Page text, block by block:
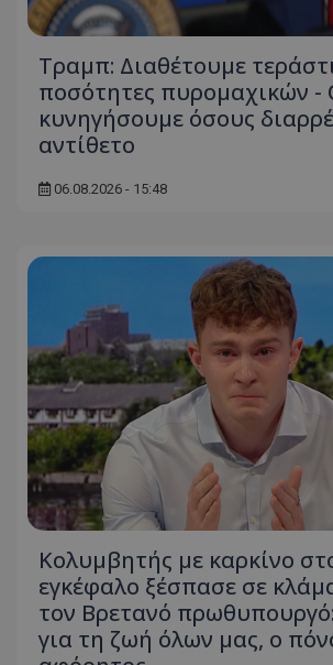
Τραμπ: Διαθέτουμε
ποσότητες πυρομαχικών -
κυνηγήσουμε όσους
αντίθετο
06.08.2026 - 15:48
Κολυμβητής με καρκίνο
εγκέφαλο ξέσπασε σε
τον Βρετανό
για τη ζωή όλων μας, ο